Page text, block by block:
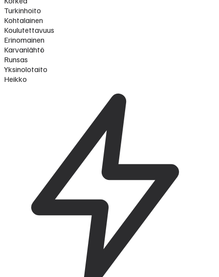
Turkinhoito
Kohtalainen
Koulutettavuus
Erinomainen
Karvanlähtö
Runsas
Yksinolotaito
Heikko